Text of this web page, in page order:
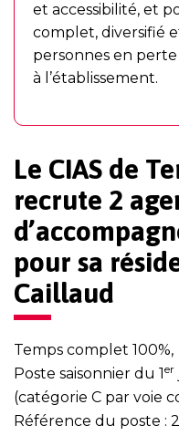
et accessibilité, et
complet, diversifié
personnes en
à l’établissement.
Le CIAS de
recrute 2
pour sa
Caillaud
Temps complet 100%,
Poste saisonnier du 1er
(catégorie C par voie
Référence du poste :